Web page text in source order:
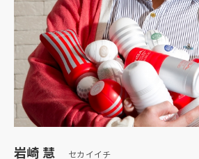
岩崎 慧 セカイイチ